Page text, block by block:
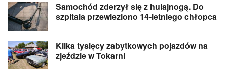
Samochód zderzył się z hulajnogą. Do
szpitala przewieziono 14-letniego chłopca
Kilka tysięcy zabytkowych pojazdów na
zjeździe w Tokarni